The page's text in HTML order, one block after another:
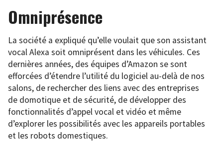
Omniprésence
La société a expliqué qu’elle voulait que son assistant
vocal Alexa soit omniprésent dans les véhicules. Ces
dernières années, des équipes d’Amazon se sont
efforcées d’étendre l’utilité du logiciel au-delà de nos
salons, de rechercher des liens avec des entreprises
de domotique et de sécurité, de développer des
fonctionnalités d’appel vocal et vidéo et même
d’explorer les possibilités avec les appareils portables
et les robots domestiques.